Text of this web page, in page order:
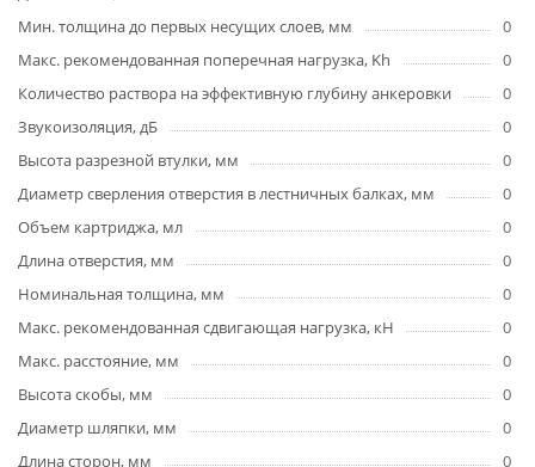
Мин. толщина до первых несущих слоев, мм
0
Макс. рекомендованная поперечная нагрузка, Kh
0
Количество раствора на эффективную глубину анкеровки
0
Звукоизоляция, дБ
0
Высота разрезной втулки, мм
0
Диаметр сверления отверстия в лестничных балках, мм
0
Объем картриджа, мл
0
Длина отверстия, мм
0
Номинальная толщина, мм
0
Макс. рекомендованная сдвигающая нагрузка, кН
0
Макс. расстояние, мм
0
Высота скобы, мм
0
Диаметр шляпки, мм
0
Длина сторон, мм
0